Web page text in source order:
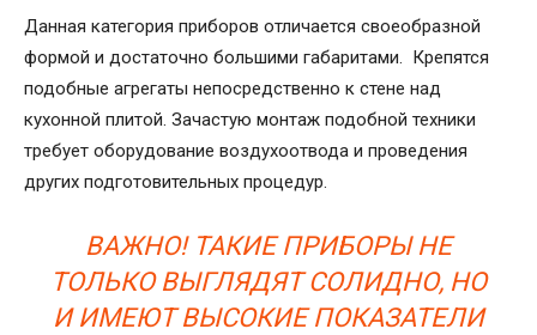
Данная категория приборов отличается своеобразной
формой и достаточно большими габаритами. Крепятся
подобные агрегаты непосредственно к стене над
кухонной плитой. Зачастую монтаж подобной техники
требует оборудование воздухоотвода и проведения
других подготовительных процедур.
ВАЖНО! ТАКИЕ ПРИБОРЫ НЕ
ТОЛЬКО ВЫГЛЯДЯТ СОЛИДНО, НО
И ИМЕЮТ ВЫСОКИЕ ПОКАЗАТЕЛИ